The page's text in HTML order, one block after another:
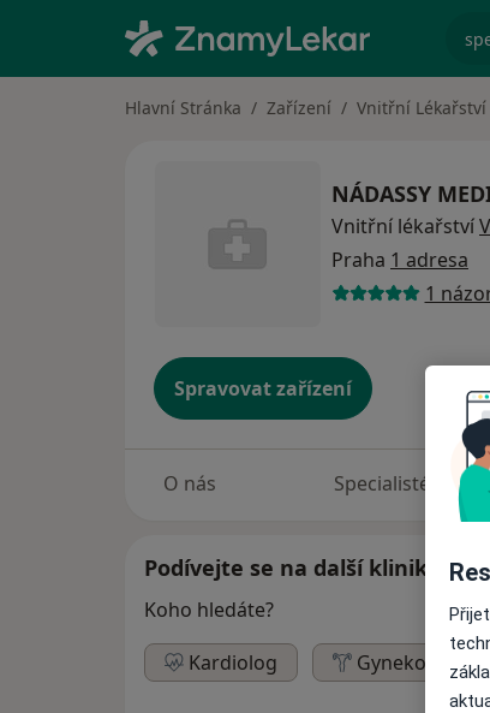
Hlavní Stránka Zařízení Vnitřní Lékařství
NÁDASSY
Vnitřní lékařství
Praha 1 adresa
1
Spravovat zařízení
O nás Specialisté
Podívejte se na další kliniky
Koho hledáte?
Kardiolog
Gynekolog